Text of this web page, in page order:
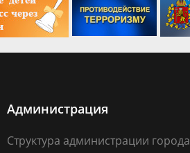
Администрация
Структура администрации города